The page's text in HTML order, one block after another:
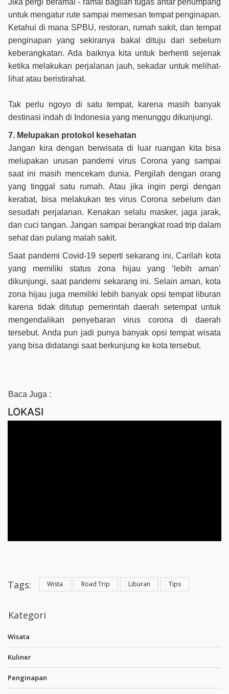
untuk mengatur rute sampai memesan tempat penginapan.
Ketahui di mana SPBU, restoran, rumah sakit, dan tempat
penginapan yang sekiranya bakal dituju dari sebelum
keberangkatan. Ada baiknya kita untuk berhenti sejenak
ketika melakukan perjalanan jauh, sekadar untuk melihat-
lihat atau beristirahat.
Tak perlu ngoyo di satu tempat, karena masih banyak
destinasi indah di Indonesia yang menunggu dikunjungi.
7. Melupakan protokol kesehatan
Jangan kira dengan berwisata di luar ruangan kita bisa
melupakan urusan pandemi virus Corona yang sampai
saat ini masih mencekam dunia. Pergilah dengan orang
yang tinggal satu rumah. Atau jika ingin pergi dengan
kerabat, bisa melakukan tes virus Corona sebelum dan
sesudah perjalanan. Kenakan selalu masker, jaga jarak,
dan cuci tangan. Jangan sampai berangkat road trip dalam
sehat dan pulang malah sakit.
Saat pandemi Covid-19 seperti sekarang ini, Carilah kota
yang memiliki status zona hijau yang ‘lebih aman’
dikunjungi, saat pandemi sekarang ini. Selain aman, kota
zona hijau juga memiliki lebih banyak opsi tempat liburan
karena tidak ditutup pemerintah daerah setempat untuk
mengendalikan penyebaran virus corona di daerah
tersebut. Anda pun jadi punya banyak opsi tempat wisata
yang bisa didatangi saat berkunjung ke kota tersebut.
Baca Juga :
LOKASI
Tags: Wista Road Trip Liburan Tips
Kategori
Wisata
Kuliner
Penginapan